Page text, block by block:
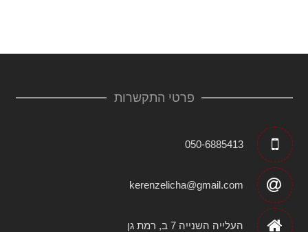
פרטי התקשרות
050-6885413
kerenzelicha@gmail.com
העלייה השנייה 7 ב, רמת גן